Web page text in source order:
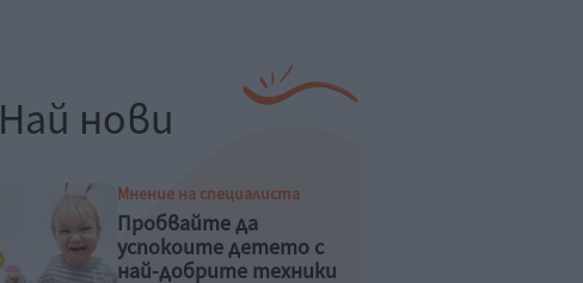
Най нови
Мнение на специалиста
Пробвайте да
успокоите детето с
най-добрите техники